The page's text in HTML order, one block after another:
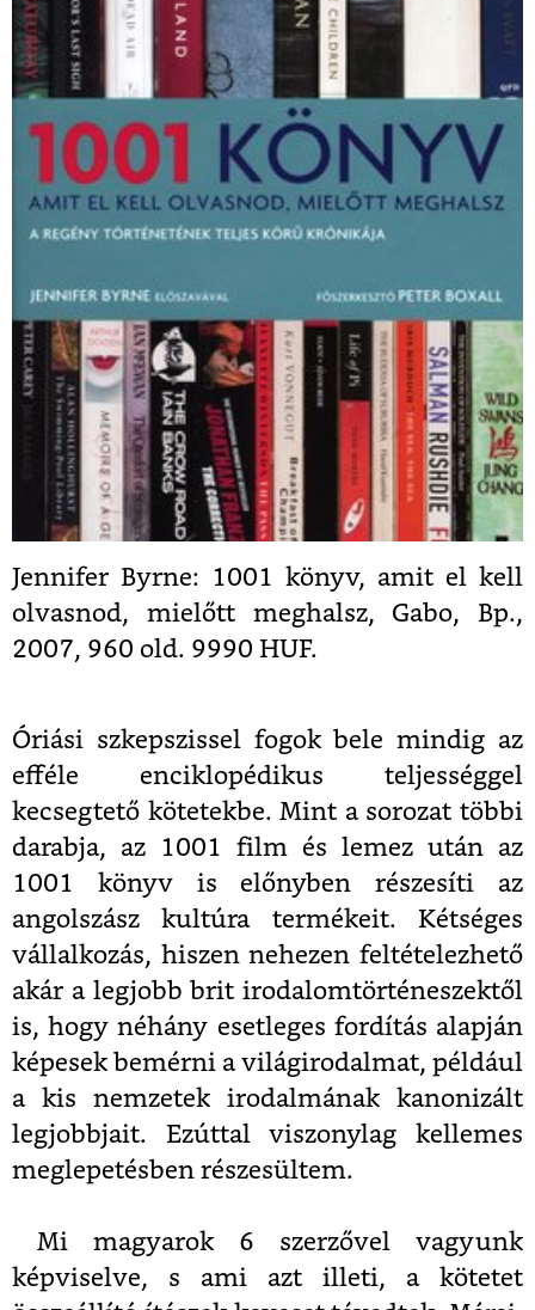
Jennifer Byrne: 1001 könyv, amit el kell
olvasnod, mielőtt meghalsz, Gabo, Bp.,
2007, 960 old. 9990 HUF.
Óriási szkepszissel fogok bele mindig az
efféle enciklopédikus teljességgel
kecsegtető kötetekbe. Mint a sorozat többi
darabja, az 1001 film és lemez után az
1001 könyv is előnyben részesíti az
angolszász kultúra termékeit. Kétséges
vállalkozás, hiszen nehezen feltételezhető
akár a legjobb brit irodalomtörténeszektől
is, hogy néhány esetleges fordítás alapján
képesek bemérni a világirodalmat, például
a kis nemzetek irodalmának kanonizált
legjobbjait. Ezúttal viszonylag kellemes
meglepetésben részesültem.
Mi magyarok 6 szerzővel vagyunk
képviselve, s ami azt illeti, a kötetet